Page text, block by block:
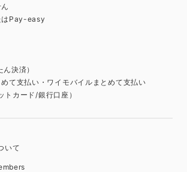
はPay-easy
決済）
めて支払い・ワイモバイルまとめて支払い
トカード/銀行口座）
いて